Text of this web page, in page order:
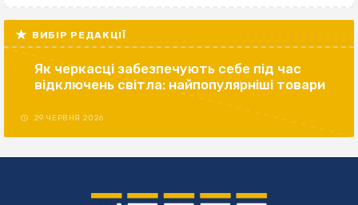
ВИБІР РЕДАКЦІЇ
Як черкасці забезпечують себе під час
відключень світла: найпопулярніші товари
29 ЧЕРВНЯ 2026